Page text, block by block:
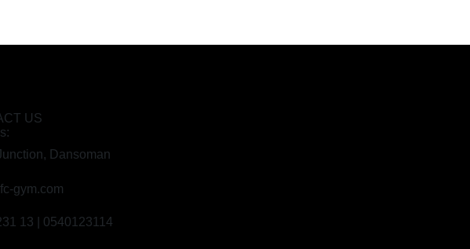
US
Dansoman
gym.com
13 | 0540123114